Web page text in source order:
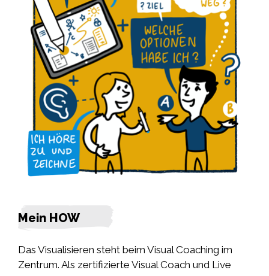
Mein HOW
Das Visualisieren steht beim Visual Coaching im
Zentrum. Als zertifizierte Visual Coach und Live